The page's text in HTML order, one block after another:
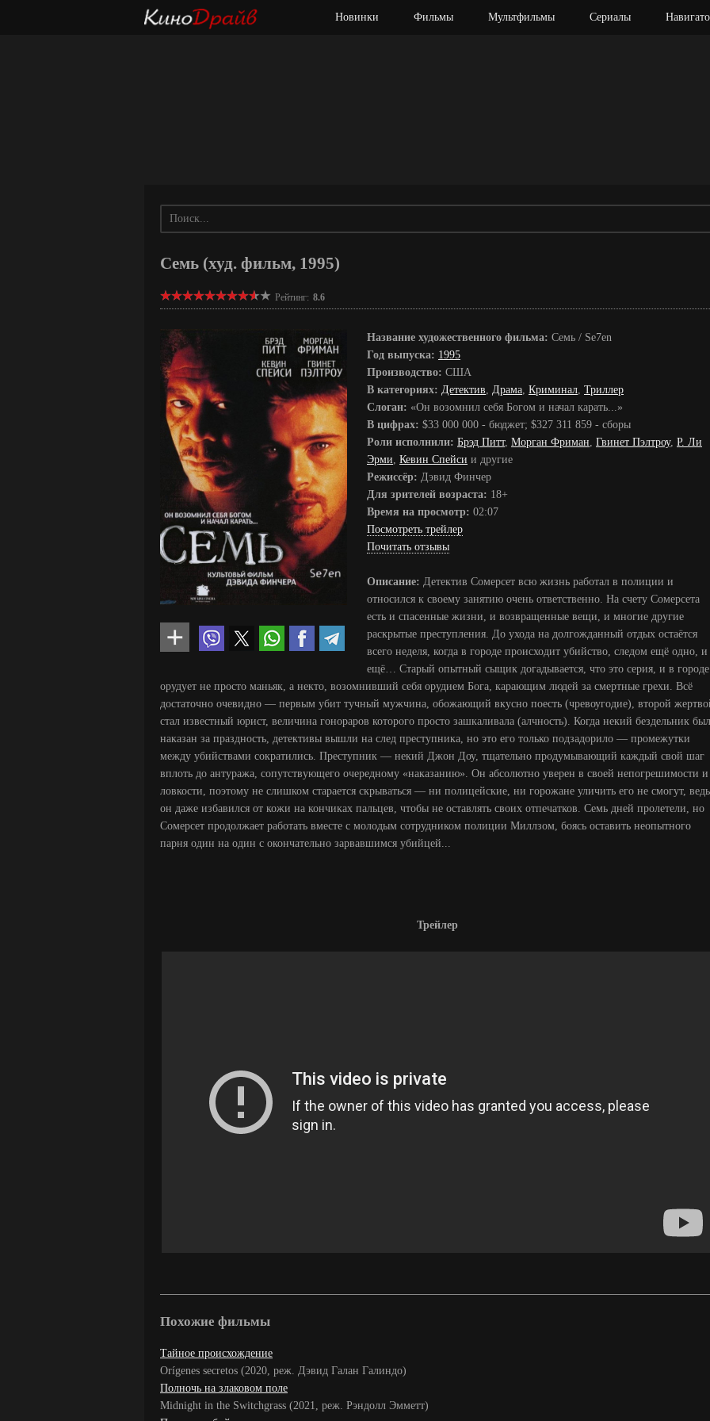
Новинки Фильмы Мультфильмы Сериалы
Семь (худ. фильм, 1995)
Рейтинг: 8.6
Название художественного фильма: Семь / Se7en
Год выпуска: 1995
Производство: США
В категориях: Детектив, Драма, Криминал, Триллер
Слоган: «Он возомнил себя Богом и начал карать...»
В цифрах: $33 000 000 - бюджет; $327 311 859 - сборы
Роли исполнили: Брэд Питт, Морган Фриман, Гвинет Пэлтроу, Р. Ли
Эрми, Кевин Спейси и другие
Режиссёр: Дэвид Финчер
Для зрителей возраста: 18+
Время на просмотр: 02:07
Посмотреть трейлер
Почитать отзывы
Описание: Детектив Сомерсет всю жизнь работал в полиции и
относился к своему занятию очень ответственно. На счету Сомерсета
есть и спасенные жизни, и возвращенные вещи, и многие другие
раскрытые преступления. До ухода на долгожданный отдых остаётся
всего неделя, когда в городе происходит убийство, следом ещё одно, и
ещё… Старый опытный сыщик догадывается, что это серия, и в городе
орудует не просто маньяк, а некто, возомнивший себя орудием Бога, карающим людей за смертные грехи. Всё
достаточно очевидно — первым убит тучный мужчина, обожающий вкусно поесть (чревоугодие), второй
стал известный юрист, величина гонораров которого просто зашкаливала (алчность). Когда некий бездельник был
наказан за праздность, детективы вышли на след преступника, но это его только подзадорило — промежутки
между убийствами сократились. Преступник — некий Джон Доу, тщательно продумывающий каждый свой шаг
вплоть до антуража, сопутствующего очередному «наказанию». Он абсолютно уверен в своей непогрешимости и
ловкости, поэтому не слишком старается скрываться — ни полицейские, ни горожане уличить его не смогут, ведь
он даже избавился от кожи на кончиках пальцев, чтобы не оставлять своих отпечатков. Семь дней пролетели, но
Сомерсет продолжает работать вместе с молодым сотрудником полиции Миллзом, боясь оставить неопытного
парня один на один с окончательно зарвавшимся убийцей...
Трейлер
Похожие фильмы
Тайное происхождение
Orígenes secretos (2020, реж. Дэвид Галан Галиндо)
Полночь на злаковом поле
Midnight in the Switchgrass (2021, реж. Рэндолл Эмметт)